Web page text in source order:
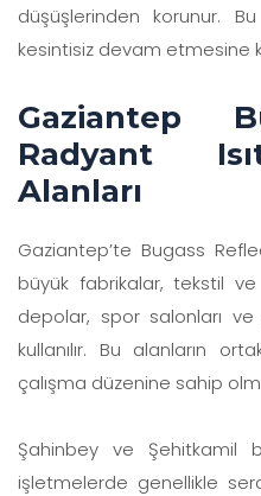
düşüşlerinden korunur.
kesintisiz devam etmesine
Gaziantep
Radyant
Alanları
Gaziantep’te Bugass
büyük fabrikalar, tekstil
depolar, spor salonları
kullanılır. Bu alanların
çalışma düzenine sahip
Şahinbey ve Şehitkamil
işletmelerde genellikle